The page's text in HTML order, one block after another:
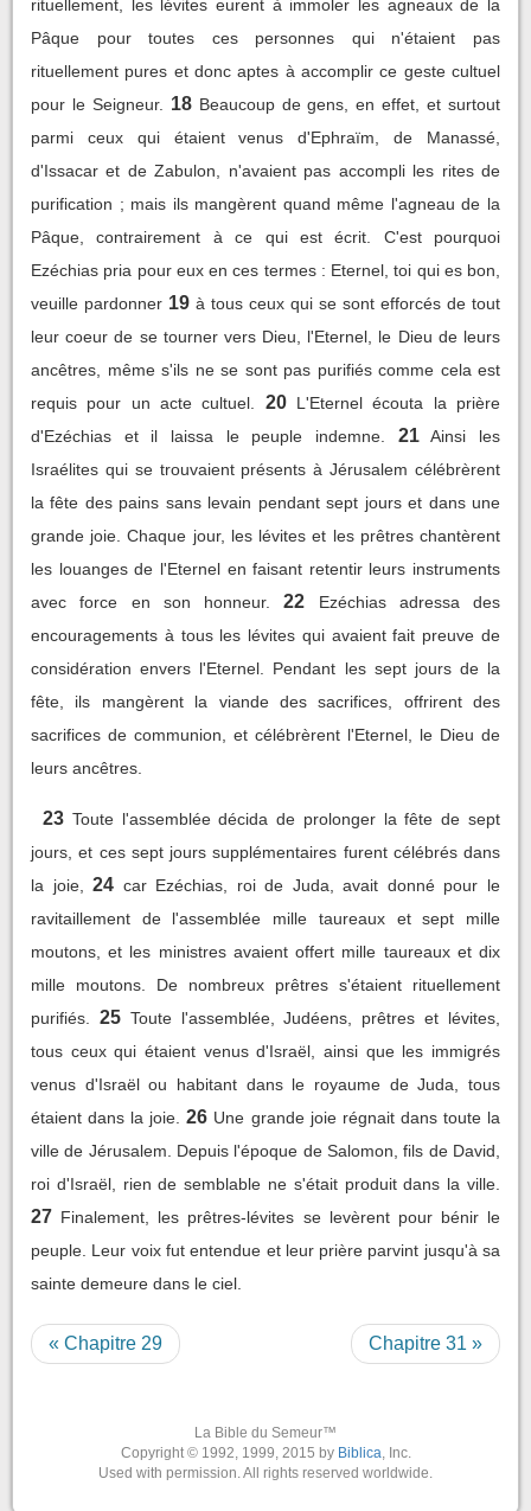
rituellement, les lévites eurent à immoler les agneaux de la
Pâque pour toutes ces personnes qui n'étaient pas
rituellement pures et donc aptes à accomplir ce geste cultuel
pour le Seigneur.
18 Beaucoup de gens, en effet, et surtout
parmi ceux qui étaient venus d'Ephraïm, de Manassé,
d'Issacar et de Zabulon, n'avaient pas accompli les rites de
purification ; mais ils mangèrent quand même l'agneau de la
Pâque, contrairement à ce qui est écrit. C'est pourquoi
Ezéchias pria pour eux en ces termes : Eternel, toi qui es bon,
veuille pardonner 19 à tous ceux qui se sont efforcés de tout
leur coeur de se tourner vers Dieu, l'Eternel, le Dieu de leurs
ancêtres, même s'ils ne se sont pas purifiés comme cela est
requis pour un acte cultuel.
20 L'Eternel écouta la prière
d'Ezéchias et il laissa le peuple indemne.
21
Ainsi les
Israélites qui se trouvaient présents à Jérusalem célébrèrent
la fête des pains sans levain pendant sept jours et dans une
grande joie. Chaque jour, les lévites et les prêtres chantèrent
les louanges de l'Eternel en faisant retentir leurs instruments
avec force en son honneur.
22
Ezéchias adressa des
encouragements à tous les lévites qui avaient fait preuve de
considération envers l'Eternel. Pendant les sept jours de la
fête, ils mangèrent la viande des sacrifices, offrirent des
sacrifices de communion, et célébrèrent l'Eternel, le Dieu de
leurs ancêtres.
23 Toute l'assemblée décida de prolonger la fête de sept
jours, et ces sept jours supplémentaires furent célébrés dans
la joie,
24 car Ezéchias, roi de Juda, avait donné pour le
ravitaillement de l'assemblée mille taureaux et sept mille
moutons, et les ministres avaient offert mille taureaux et dix
mille moutons. De nombreux prêtres s'étaient rituellement
purifiés.
25 Toute l'assemblée, Judéens, prêtres et lévites,
tous ceux qui étaient venus d'Israël, ainsi que les immigrés
venus d'Israël ou habitant dans le royaume de Juda, tous
étaient dans la joie. 26 Une grande joie régnait dans toute la
ville de Jérusalem. Depuis l'époque de Salomon, fils de David,
roi d'Israël, rien de semblable ne s'était produit dans la ville.
27 Finalement, les prêtres-lévites se levèrent pour bénir le
peuple. Leur voix fut entendue et leur prière parvint jusqu'à sa
sainte demeure dans le ciel.
« Chapitre 29 Chapitre 31 »
La Bible du Semeur™
Copyright © 1992, 1999, 2015 by Biblica, Inc.
Used with permission. All rights reserved worldwide.